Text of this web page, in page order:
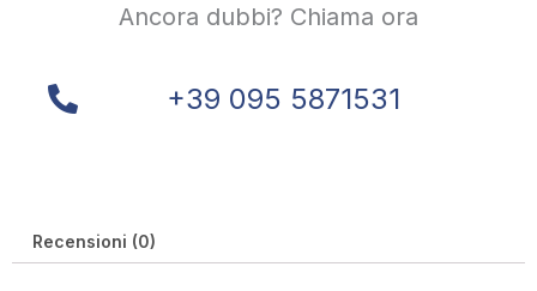
Ancora dubbi? Chiama ora
+39 095 5871531
Recensioni (0)